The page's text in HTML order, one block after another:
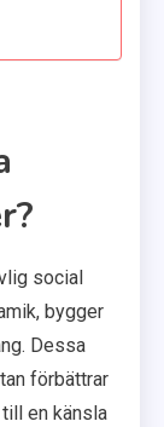
social
bygger
Dessa
förbättrar
en känsla